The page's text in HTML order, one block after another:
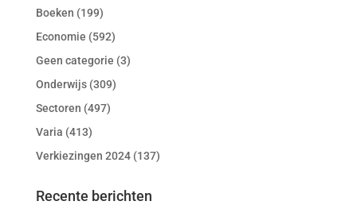
Boeken (199)
Economie (592)
Geen categorie (3)
Onderwijs(309)
Sectoren (497)
Varia (413)
Verkiezingen 2024(137)
Recente berichten